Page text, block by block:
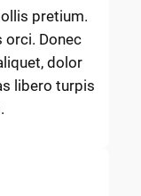
pretium.
orci. Donec
dolor
libero turpis